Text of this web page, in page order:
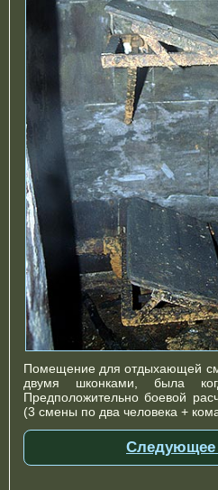
Помещение для отдыхающей
двумя шконками, была
Предположительно боевой
(3 смены по два человека +
Следующее